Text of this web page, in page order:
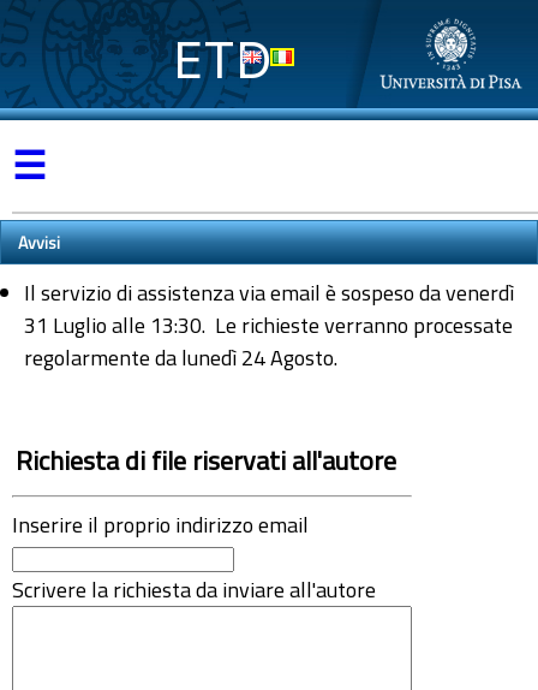
ETD
☰
Avvisi
Il servizio di assistenza via email è sospeso da venerdì
31 Luglio alle 13:30. Le richieste verranno processate
regolarmente da lunedì 24 Agosto.
Richiesta di file riservati all'autore
Inserire il proprio indirizzo email
Scrivere la richiesta da inviare all'autore